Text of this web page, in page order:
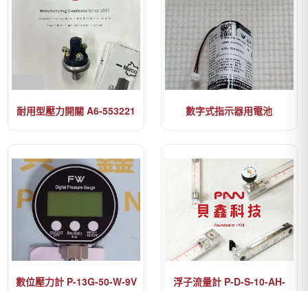
耐用型壓力開關 A6-553221
數字式指示器用電池
數位壓力計 P-13G-50-W-9V
浮子流量計 P-D-S-10-AH-